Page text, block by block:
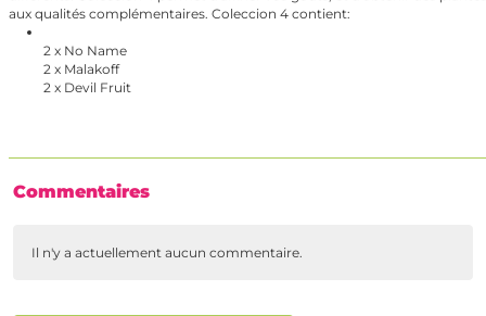
aux qualités complémentaires. Coleccion 4 contient:
2 x No Name
2 x Malakoff
2 x Devil Fruit
Commentaires
Il n'y a actuellement aucun commentaire.